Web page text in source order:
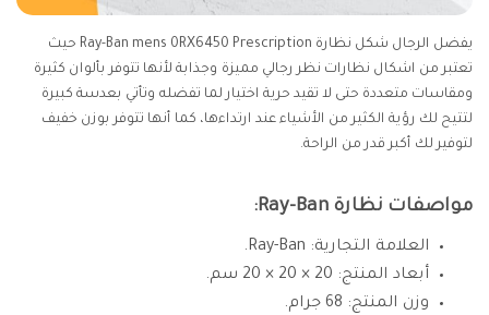
يفضل الرجال شكل نظارة Ray-Ban mens 0RX6450 Prescription حيث
تعتبر من اشكال نظارات نظر رجالي مميزة وجذابة لأنها تتوفر بألوان كثيرة
ومقاسات متعددة حتى لا تقيد حرية اختيار لما تفضله وتأتي بعدسة كبيرة
لتتيح لك رؤية الكثير من الأشياء عند ارتداءها، كما أنها تتوفر بوزن خفيف
لتوفير لك أكبر قدر من الراحة.
مواصفات نظارة Ray-Ban:
العلامة التجارية: Ray-Ban.
أبعاد المنتج: 20 × 20 × 20 سم.
وزن المنتج: 68 جرام.